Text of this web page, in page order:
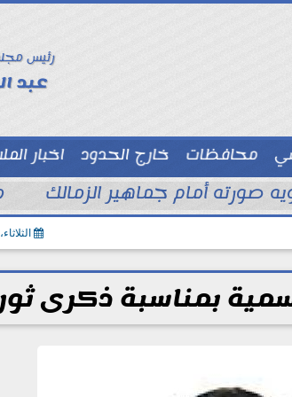
رئيس
عبد
محافظات خارج الحدود اخبار
توك شو
صورته أمام جماهير الزمالك
الثلاثاء، 23 يونيو 2026